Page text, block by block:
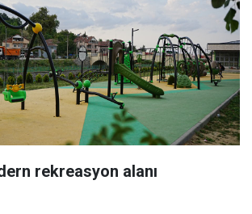
rekreasyon alanı